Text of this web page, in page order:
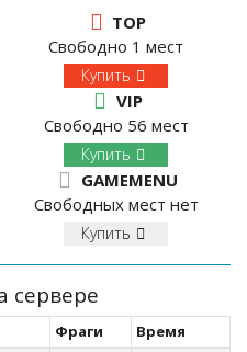
TOP
Свободно 1 мест
Купить
VIP
Свободно 56 мест
Купить
GAMEMENU
Свободных мест нет
Купить
сервере
Фраги
Время